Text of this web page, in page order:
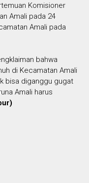
Komisioner
Amali pada 24
Amali pada
bahwa
di Kecamatan Amali
bisa diganggu gugat
Amali harus